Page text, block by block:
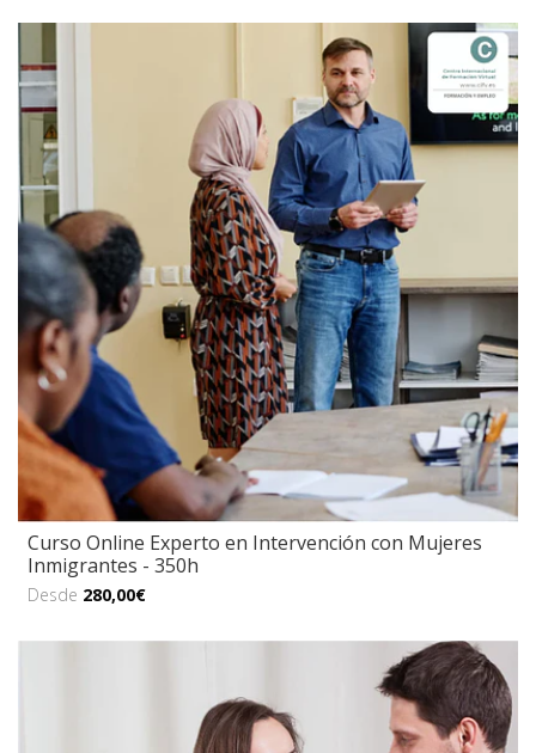
Curso Online Experto en Intervención con Mujeres
Inmigrantes - 350h
Desde 280,00€